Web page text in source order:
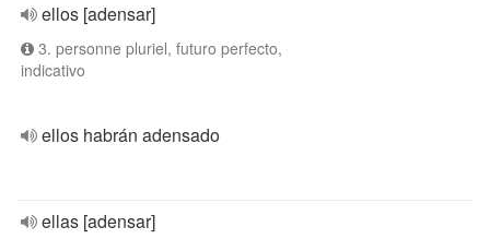
ellos [adensar]
3. personne pluriel, futuro perfecto,
indicativo
ellos habrán adensado
ellas [adensar]